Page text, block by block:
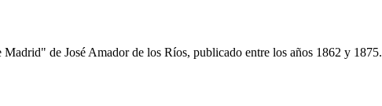
de José Amador de los Ríos, publicado entre los años 1862 y 1875.